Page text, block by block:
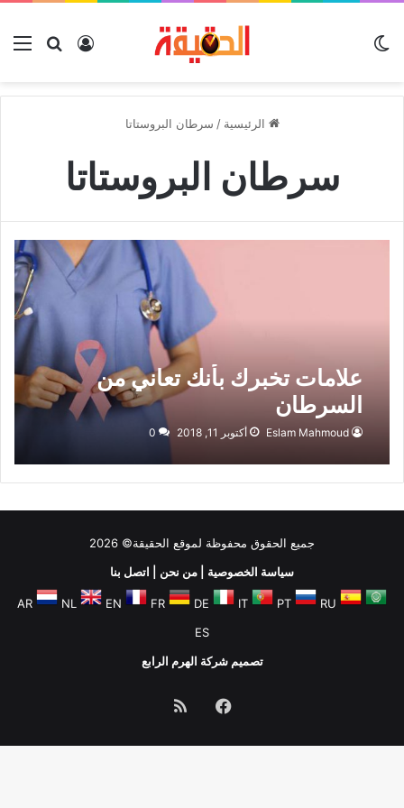
بحثتسجيل
الرئيسية / سرطان البروستاتا
سرطان البروستاتا
علامات تخبرك بأنك تعاني من
السرطان
Eslam Mahmoud أكتوبر 11, 2018 0
جميع الحقوق محفوظة لموقع الحقيقة© 2026
سياسة الخصوصية
من نحن اتصل بنا
AR NL EN FR DE IT PT
RU
ES
تصميم شركة الهرم الرابع
فيسبوك
الموقع